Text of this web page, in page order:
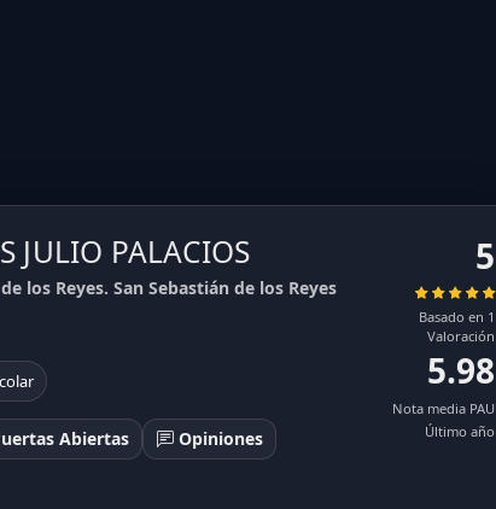
PALACIOS
los Reyes. San Sebastián de los Reyes
Abiertas
Opiniones
5
Basado en 1
Valoración
5.98
Nota media PAU
Último año
5.78 4.85 5.38
6.22 6.37 6.32 6.29